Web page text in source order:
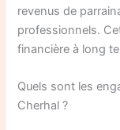
revenus de
professionnels.
financière à long
Quels sont les
Cherhal ?